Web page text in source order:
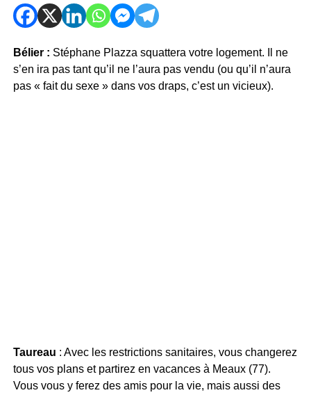
Bélier : Stéphane Plazza squattera votre logement. Il ne
s’en ira pas tant qu’il ne l’aura pas vendu (ou qu’il n’aura
pas « fait du sexe » dans vos draps, c’est un vicieux).
Taureau : Avec les restrictions sanitaires, vous changerez
tous vos plans et partirez en vacances à Meaux (77).
Vous vous y ferez des amis pour la vie, mais aussi des